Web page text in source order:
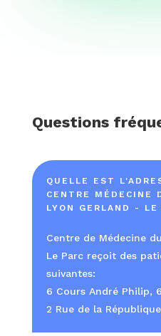
Questions
QUELLE EST
CENTRE MÉDECINE
LYON GERLAND - LE
Centre de Médecine
Le Parc reçoit des
suivantes:
6 Cours André Philip,
2 Rue de la